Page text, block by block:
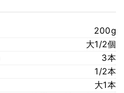
200g
大1/2個
3本
1/2本
大1本